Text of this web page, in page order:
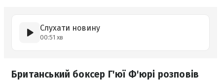
Слухати новину
00:51 хв
Британський боксер Г'юї Ф'юрі розповів